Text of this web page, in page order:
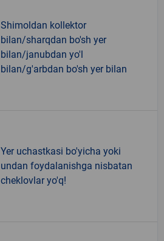
Shimoldan kollektor
bilan/sharqdan bo'sh yer
bilan/janubdan yo'l
bilan/g'arbdan bo'sh yer bilan
Yer uchastkasi bo'yicha yoki
undan foydalanishga nisbatan
cheklovlar yo'q!